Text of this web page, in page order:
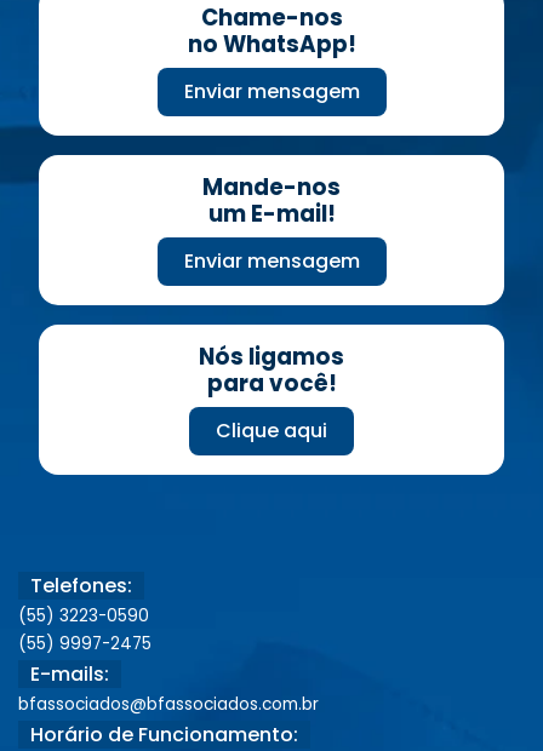
Chame-nos
no WhatsApp!
Enviar mensagem
Mande-nos
um E-mail!
Enviar mensagem
Nós ligamos
para você!
Clique aqui
Telefones:
(55) 3223-0590
(55) 9997-2475
E-mails:
bfassociados@bfassociados.com.br
Horário de Funcionamento: